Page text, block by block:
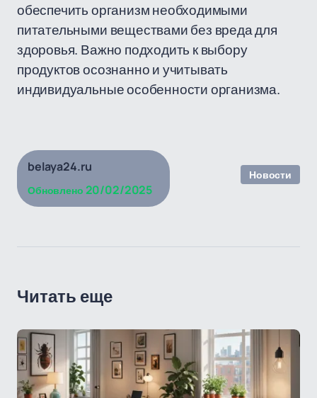
обеспечить организм необходимыми
питательными веществами без вреда для
здоровья. Важно подходить к выбору
продуктов осознанно и учитывать
индивидуальные особенности организма.
belaya24.ru
Обновлено 20/02/2025
Новости
Читать еще